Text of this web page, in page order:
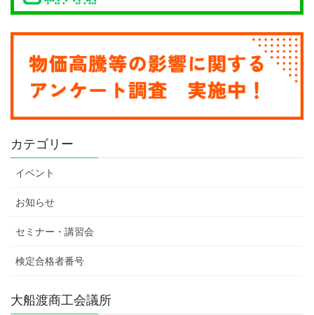
カテゴリー
イベント
お知らせ
セミナー・講習会
検定合格者番号
大船渡商工会議所